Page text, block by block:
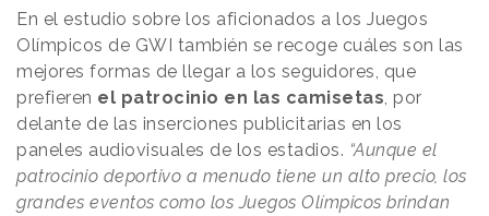
En el estudio sobre los aficionados a los Juegos
Olímpicos de GWI también se recoge cuáles son las
mejores formas de llegar a los seguidores, que
prefieren el patrocinio en las camisetas, por
delante de las inserciones publicitarias en los
paneles audiovisuales de los estadios. “Aunque el
patrocinio deportivo a menudo tiene un alto precio, los
grandes eventos como los Juegos Olímpicos brindan